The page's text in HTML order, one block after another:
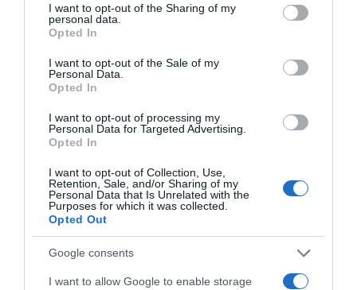
not limited to your visit or usage behaviour. You may click to
grant or deny consent to Google and its third-party tags to
use your data for below specified purposes in below Google
consent section.
I want to opt-out of the Sharing of my
personal data.
Opted In
I want to opt-out of the Sale of my
Personal Data.
Opted In
I want to opt-out of processing my
Personal Data for Targeted Advertising.
Opted In
I want to opt-out of Collection, Use,
Retention, Sale, and/or Sharing of my
Personal Data that Is Unrelated with the
Purposes for which it was collected.
Opted Out
Google consents
I want to allow Google to enable storage
*ΤΑ ΆΝΘΗ ΤΟΥ ΚΑΚΟΎ*
Ο Μητσοτάκης κάνει σχέδια για την
Ελλάδα του 2030, ο Ανδρουλάκης για
εκείνη του 2035, ώρα είναι να βγει κι
ο Βελόπουλος…